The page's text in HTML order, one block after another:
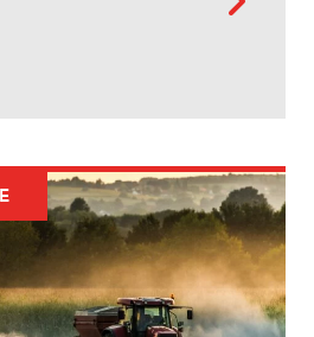
zbóż – program
i skuteczna strategia